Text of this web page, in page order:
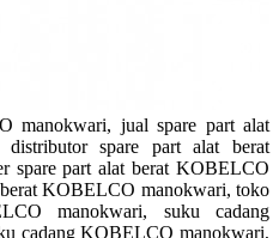
manokwari, jual spare part alat
spare part alat berat
spare part alat berat KOBELCO
KOBELCO manokwari, toko
manokwari, suku cadang
cadang KOBELCO manokwari,